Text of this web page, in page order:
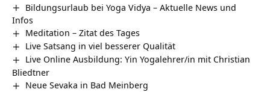
Bildungsurlaub bei Yoga Vidya – Aktuelle News und
Infos
Meditation – Zitat des Tages
Live Satsang in viel besserer Qualität
Live Online Ausbildung: Yin Yogalehrer/in mit Christian
Bliedtner
Neue Sevaka in Bad Meinberg